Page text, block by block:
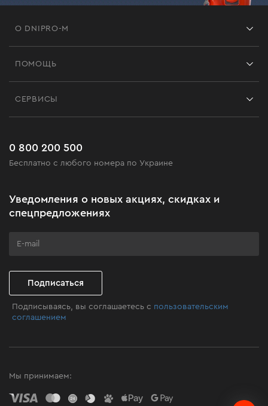
О DNIPRO-M
Черная пятница
Клуб мастерства
ПОМОЩЬ
Часто задаваемые вопросы
СЕРВИСЫ
0 800 200 500
Бесплатно с любого номера по Украине
Уведомления о новых акциях, скидках и
спецпредложениях
Подписаться
Подписываясь, вы соглашаетесь с пользовательским
соглашением
Мы принимаем: